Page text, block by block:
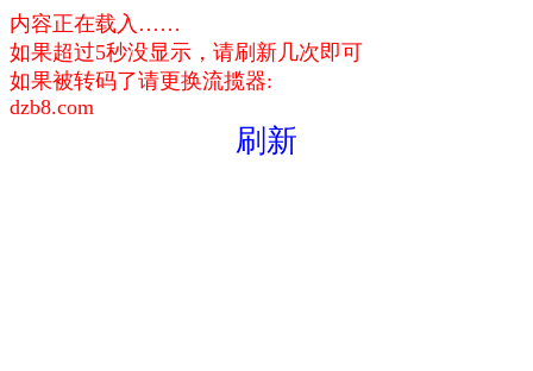
内容正在载入……
如果超过5秒没显示，请刷新几次即可
如果被转码了请更换流揽器:
dzb8.com
刷新